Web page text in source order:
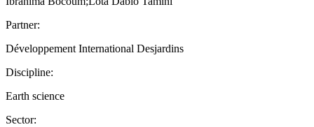
Partner:
Développement International Desjardins
Discipline:
Earth science
Sector: